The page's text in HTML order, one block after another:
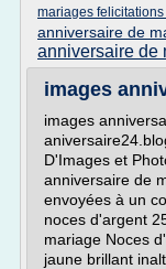
mariages
anniversaire de
anniversaire de
images
images
D'Images et
anniversaire de
envoyées à un
noces d'argent
mariage Noces
jaune brillant